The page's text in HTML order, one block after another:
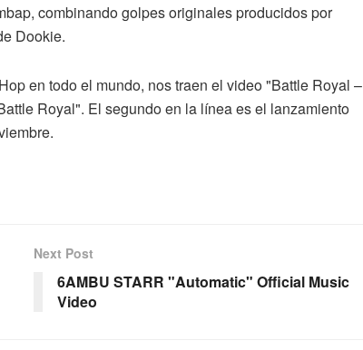
combinando golpes originales producidos por
Dookie.
en todo el mundo, nos traen el video "Battle Royal –
Royal". El segundo en la línea es el lanzamiento
Next Post
6AMBU STARR "Automatic" Official Music
Video